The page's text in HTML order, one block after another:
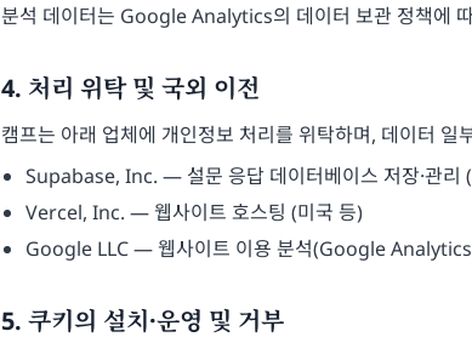
분석 데이터는 Google Analytics의 데이터 보관 정책에
4. 처리 위탁 및 국외 이전
캠프는 아래 업체에 개인정보 처리를 위탁하며, 데이터 일
Supabase, Inc. — 설문 응답 데이터베이스 저장·관리
Vercel, Inc. — 웹사이트 호스팅 (미국 등)
Google LLC — 웹사이트 이용 분석(Google
5. 쿠키의 설치·운영 및 거부